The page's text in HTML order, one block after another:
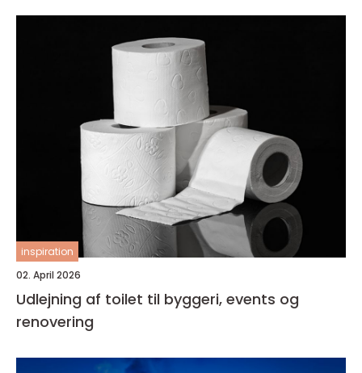
inspiration
02. April 2026
Udlejning af toilet til byggeri, events og
renovering